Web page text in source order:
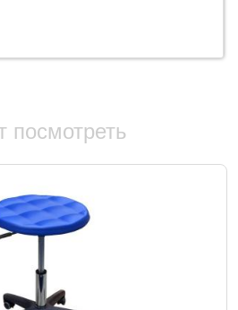
посмотреть